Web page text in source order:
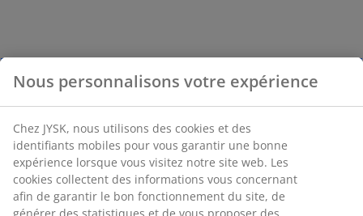
Nous personnalisons votre expérience
Chez JYSK, nous utilisons des cookies et des
identifiants mobiles pour vous garantir une bonne
expérience lorsque vous visitez notre site web. Les
cookies collectent des informations vous concernant
afin de garantir le bon fonctionnement du site, de